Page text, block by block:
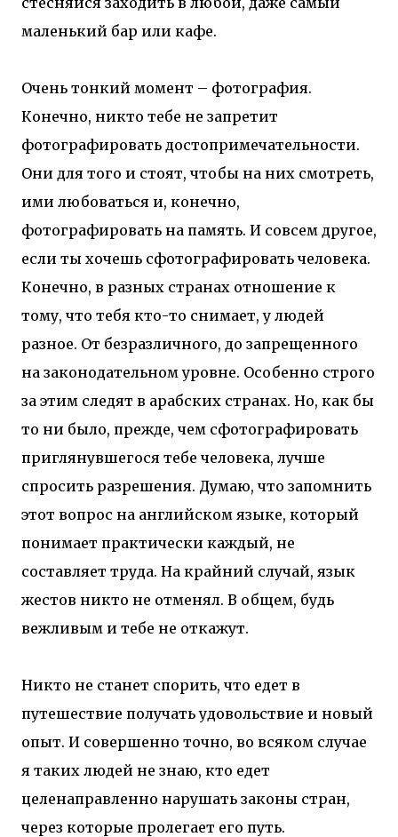
маленький бар или кафе.
Очень тонкий момент – фотография.
Конечно, никто тебе не запретит
фотографировать достопримечательности.
Они для того и стоят, чтобы на них смотреть,
ими любоваться и, конечно,
фотографировать на память. И совсем другое,
если ты хочешь сфотографировать человека.
Конечно, в разных странах отношение к
тому, что тебя кто-то снимает, у людей
разное. От безразличного, до запрещенного
на законодательном уровне. Особенно строго
за этим следят в арабских странах. Но, как бы
то ни было, прежде, чем сфотографировать
приглянувшегося тебе человека, лучше
спросить разрешения. Думаю, что запомнить
этот вопрос на английском языке, который
понимает практически каждый, не
составляет труда. На крайний случай, язык
жестов никто не отменял. В общем, будь
вежливым и тебе не откажут.
Никто не станет спорить, что едет в
путешествие получать удовольствие и новый
опыт. И совершенно точно, во всяком случае
я таких людей не знаю, кто едет
целенаправленно нарушать законы стран,
через которые пролегает его путь.